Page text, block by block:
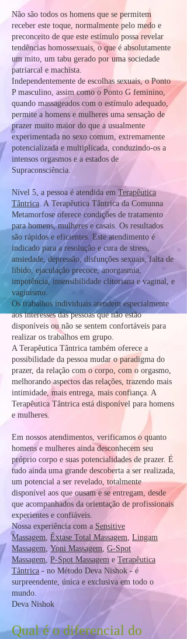
Não são todos os homens que se permitem
receber este toque, normalmente pelo medo e
preconceito de que este estímulo possa revelar
tendências homossexuais, o que é absolutamente
um mito, um tabu gerado por uma sociedade
patriarcal e machista.
Independentemente de escolhas sexuais, o Ponto
P masculino, assim como o Ponto G feminino,
quando massageados com o estímulo adequado,
permite a homens e mulheres uma sensação de
prazer muito maior do que a usualmente
experimentada no sexo comum, extremamente
potencializada e multiplicada, conduzindo-os a
intensos orgasmos e a estados de
Supraconsciência.
Nível 5, a pessoa é atendida em Terapêutica
Tântrica . A Terapêutica Tântrica da Comunna
Metamorfose oferece condições de tratamento
para homens, mulheres e casais. Os resultados
são rápidos e eficientes. Este atendimento é
indicado para a resolução e cura de stress,
ansiedade, depressão, disfunções sexuais, falta de
libido, ejaculação precoce, anorgasmia,
impotência, insensibilidade clitoriana e vaginal, e
vaginismo.
Os trabalhos individuais atendem especialmente
aos interesses das pessoas que não estão
disponíveis ou não se sentem confortáveis para
realizar os trabalhos em grupo.
A Terapêutica Tântrica também oferece a
possibilidade da pessoa mudar o paradigma do
prazer, da relação com o corpo, com o orgasmo,
melhorando aspectos das relações, trazendo mais
intimidade, mais entrega, mais confiança. A
Terapêutica Tântrica está disponível para homens
e mulheres.
Em nossos atendimentos, verificamos o quanto
homens e mulheres ainda desconhecem seu
próprio corpo e suas potencialidades de prazer. É
tudo ainda uma grande descoberta a ser realizada,
um potencial a ser revelado, totalmente
disponível aos que ousam e se entregam, desde
que acompanhados da orientação de profissionais
experientes e confiáveis.
Nossa experiência com a Sensitive
Massagem Êxtase Total Massagem Lingam
Massagem Yoni Massagem G-Spot
Massagem P-Spot Massagem e Terapêutica
Tântrica - no Método Deva Nishok - é
surpreendente, única e exclusiva em todo o
mundo.
Deva Nishok
Qual é o diferencial do